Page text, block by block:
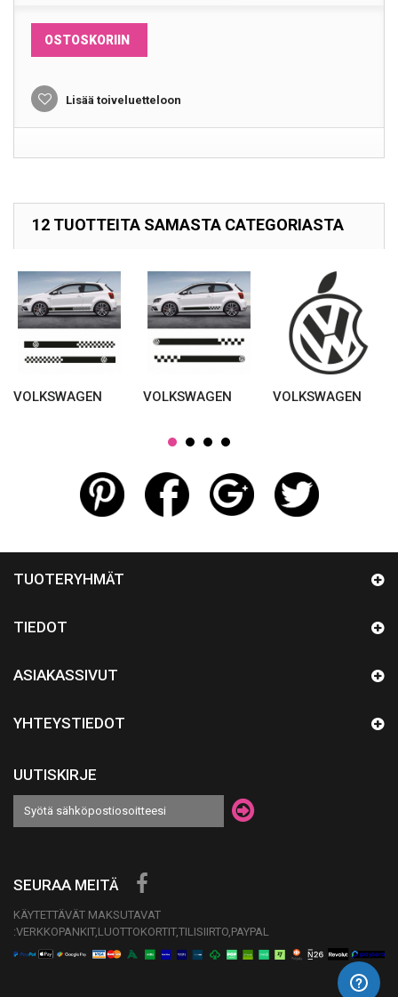
OSTOSKORIIN
Lisää toiveluetteloon
12 TUOTTEITA SAMASTA CATEGORIASTA
VOLKSWAGEN VOLKSWAGEN VOLKSWAGEN
TUOTERYHMÄT
TIEDOT
ASIAKASSIVUT
YHTEYSTIEDOT
UUTISKIRJE
SEURAA MEITÄ
KÄYTETTÄVÄT MAKSUTAVAT
:VERKKOPANKIT,LUOTTOKORTIT,TILISIIRTO,PAYPAL